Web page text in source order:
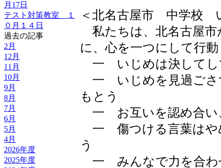
月17日
テスト対策教室 １
０月１４日
過去の記事
2月
12月
11月
10月
9月
8月
7月
6月
5月
4月
2026年度
2025年度
＜北名古屋市 中学校
私たちは、北名古屋
に、心を一つにして行
一 いじめは決してし
一 いじめを見過ごさ
もとう
一 お互いを認め合い
一 傷つける言葉はや
う
一 みんなで力を合わ